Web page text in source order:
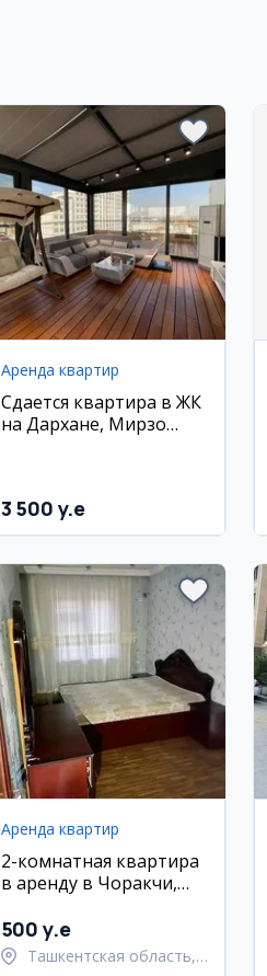
Аренда квартир
Сдается квартира в ЖК
на Дархане, Мирзо
3 500 y.e
Аренда квартир
2-комнатная квартира
в аренду в Чоракчи,
500 y.e
Ташкентская область,